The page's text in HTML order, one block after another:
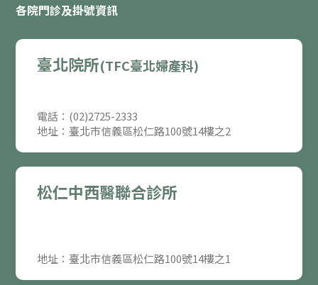
各院門診及掛號資訊
臺北院所(TFC臺北婦產科)
電話：(02)2725-2333
地址：臺北市信義區松仁路100號14樓之2
松仁中西醫聯合診所
地址：臺北市信義區松仁路100號14樓之1